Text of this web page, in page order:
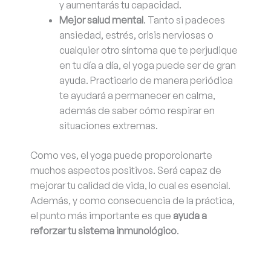
y aumentarás tu capacidad.
Mejor salud mental. Tanto si padeces
ansiedad, estrés, crisis nerviosas o
cualquier otro síntoma que te perjudique
en tu día a día, el yoga puede ser de gran
ayuda. Practicarlo de manera periódica
te ayudará a permanecer en calma,
además de saber cómo respirar en
situaciones extremas.
Como ves, el yoga puede proporcionarte
muchos aspectos positivos. Será capaz de
mejorar tu calidad de vida, lo cual es esencial.
Además, y como consecuencia de la práctica,
el punto más importante es que ayuda a
reforzar tu sistema inmunológico.